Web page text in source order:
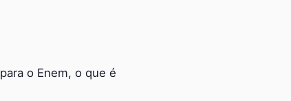
para o Enem, o que é